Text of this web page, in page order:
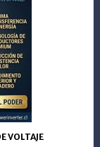
VOLTAJE